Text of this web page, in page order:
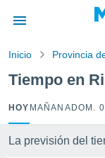
ha
por
la
que se
calidad.
Inicio Provincia
Tiempo en
HOY MAÑANA DOM.
La previsión del